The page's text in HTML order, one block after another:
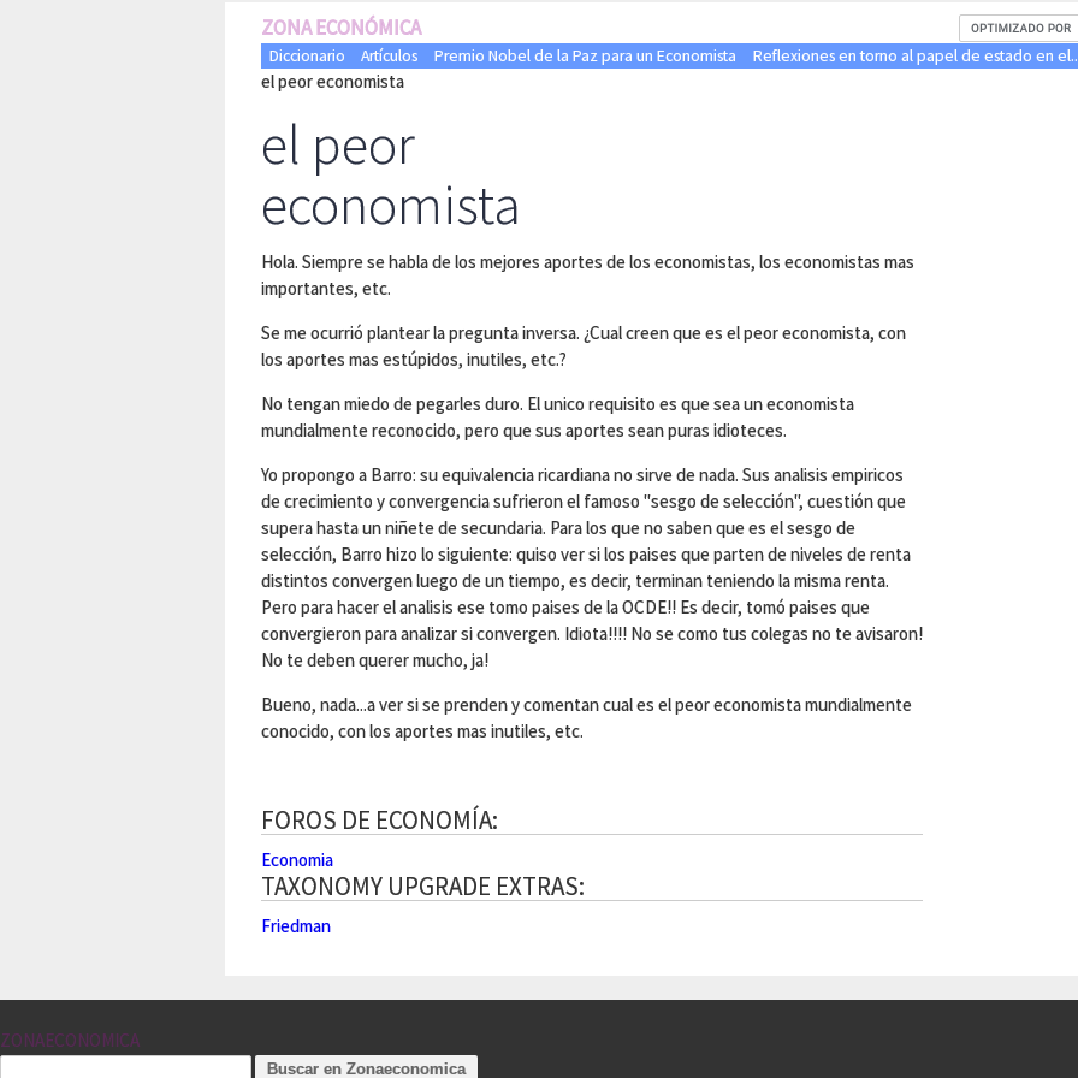
ZONA ECONÓMICA
Diccionario Artículos Premio Nobel de la Paz para un Economista Reflexiones en torno al papel de estado en
el peor economista
el peor
economista
Hola. Siempre se habla de los mejores aportes de los economistas, los economistas mas
importantes, etc.
Se me ocurrió plantear la pregunta inversa. ¿Cual creen que es el peor economista, con
los aportes mas estúpidos, inutiles, etc.?
No tengan miedo de pegarles duro. El unico requisito es que sea un economista
mundialmente reconocido, pero que sus aportes sean puras idioteces.
Yo propongo a Barro: su equivalencia ricardiana no sirve de nada. Sus analisis empiricos
de crecimiento y convergencia sufrieron el famoso "sesgo de selección", cuestión que
supera hasta un niñete de secundaria. Para los que no saben que es el sesgo de
selección, Barro hizo lo siguiente: quiso ver si los paises que parten de niveles de renta
distintos convergen luego de un tiempo, es decir, terminan teniendo la misma renta.
Pero para hacer el analisis ese tomo paises de la OCDE!! Es decir, tomó paises que
convergieron para analizar si convergen. Idiota!!!! No se como tus colegas no te avisaron!
No te deben querer mucho, ja!
Bueno, nada...a ver si se prenden y comentan cual es el peor economista mundialmente
conocido, con los aportes mas inutiles, etc.
FOROS DE ECONOMÍA:
Economia
TAXONOMY UPGRADE EXTRAS:
Friedman
ZONAECONOMICA